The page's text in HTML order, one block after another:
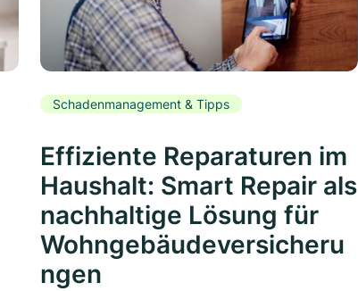
Schadenmanagement & Tipps
Effiziente Reparaturen im
Haushalt: Smart Repair als
nachhaltige Lösung für
Wohngebäudeversicheru
ngen